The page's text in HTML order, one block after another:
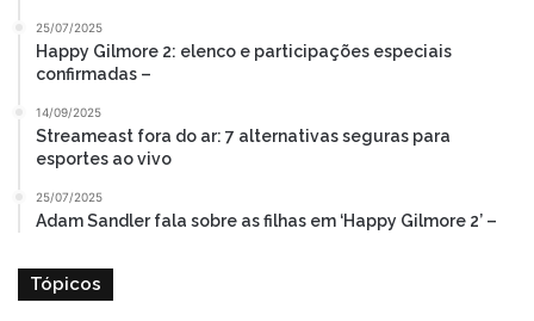
25/07/2025
Happy Gilmore 2: elenco e participações especiais
confirmadas –
14/09/2025
Streameast fora do ar: 7 alternativas seguras para
esportes ao vivo
25/07/2025
Adam Sandler fala sobre as filhas em ‘Happy Gilmore 2’ –
Tópicos